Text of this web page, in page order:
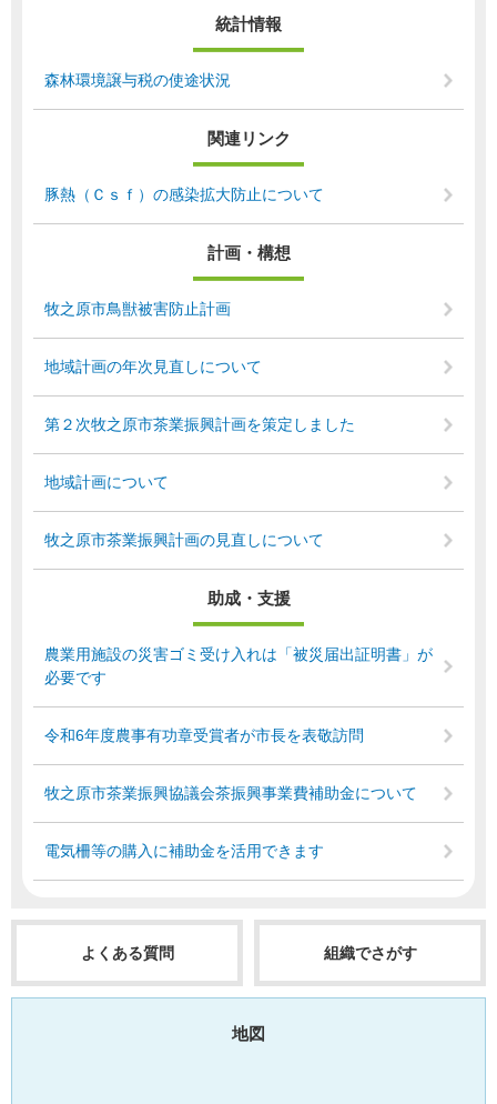
統計情報
森林環境譲与税の使途状況
関連リンク
豚熱（Ｃｓｆ）の感染拡大防止について
計画・構想
牧之原市鳥獣被害防止計画
地域計画の年次見直しについて
第２次牧之原市茶業振興計画を策定しました
地域計画について
牧之原市茶業振興計画の見直しについて
助成・支援
農業用施設の災害ゴミ受け入れは「被災届出証明書」が
必要です
令和6年度農事有功章受賞者が市長を表敬訪問
牧之原市茶業振興協議会茶振興事業費補助金について
電気柵等の購入に補助金を活用できます
よくある質問 組織でさがす
地図